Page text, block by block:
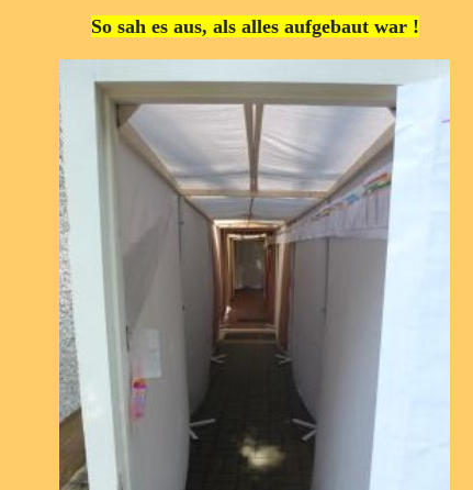
So sah es aus, als alles aufgebaut war !